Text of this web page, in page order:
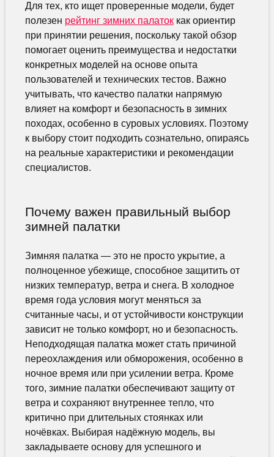
Для тех, кто ищет проверенные модели, будет
полезен рейтинг зимних палатоккак ориентир
при принятии решения, поскольку такой обзор
помогает оценить преимущества и недостатки
конкретных моделей на основе опыта
пользователей и технических тестов. Важно
учитывать, что качество палатки напрямую
влияет на комфорт и безопасность в зимних
походах, особенно в суровых условиях. Поэтому
к выбору стоит подходить сознательно, опираясь
на реальные характеристики и рекомендации
специалистов.
Почему важен правильный выбор
зимней палатки
Зимняя палатка — это не просто укрытие, а
полноценное убежище, способное защитить от
низких температур, ветра и снега. В холодное
время года условия могут меняться за
считанные часы, и от устойчивости конструкции
зависит не только комфорт, но и безопасность.
Неподходящая палатка может стать причиной
переохлаждения или обморожения, особенно в
ночное время или при усилении ветра. Кроме
того, зимние палатки обеспечивают защиту от
ветра и сохраняют внутреннее тепло, что
критично при длительных стоянках или
ночёвках. Выбирая надёжную модель, вы
закладываете основу для успешного и